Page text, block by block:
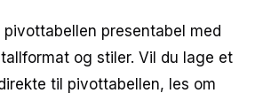
pivottabellen presentabel med
og stiler. Vil du lage et
til pivottabellen, les om